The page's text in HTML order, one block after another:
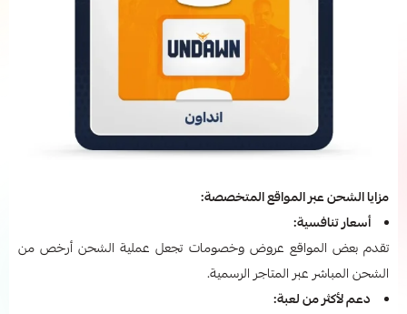
مزايا الشحن عبر المواقع المتخصصة:
أسعار تنافسية:
تقدم بعض المواقع عروض وخصومات تجعل عملية الشحن أرخص من
الشحن المباشر عبر المتاجر الرسمية.
دعم لأكثر من لعبة: